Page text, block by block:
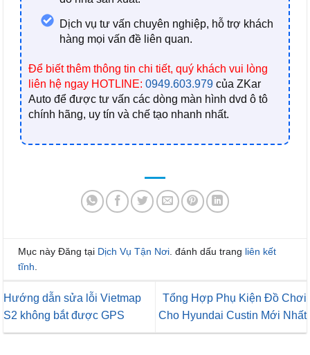
Dịch vụ tư vấn chuyên nghiệp, hỗ trợ khách
hàng mọi vấn đề liên quan.
Để biết thêm thông tin chi tiết, quý khách vui lòng
liên hệ ngay HOTLINE: 0949.603.979 của ZKar
Auto để được tư vấn các dòng màn hình dvd ô tô
chính hãng, uy tín và chế tạo nhanh nhất.
Mục này Đăng tại Dịch Vụ Tận Nơi . đánh dấu trang liên kết
tĩnh
Hướng dẫn sửa lỗi Vietmap
S2 không bắt được GPS
Tổng Hợp Phụ Kiện Đồ Chơi
Cho Hyundai Custin Mới Nhất